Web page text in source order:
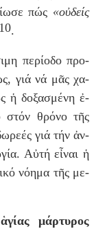
πώς «οὐ­δείς
10.
πε­ρί­ο­δο προ­
γι­ά νά μᾶς χα­
ἡ δο­ξα­σμέ­νη ἐ­
θρό­νο τῆς
γιά τήν ἀν­
Αὐ­τή εἶ­ναιἡ
νό­η­μα τῆς με­
μάρτυρος